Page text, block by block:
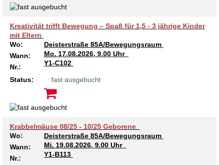
Kreativität trifft Bewegung – Spaß für 1,5 - 3 jährige Kinder
mit Eltern
Wo:
Deisterstraße 85A/Bewegungsraum
Wann:
Mo. 17.08.2026, 9.00 Uhr
Nr.:
Y1-C102
Status: fast ausgebucht
Krabbelmäuse 08/25 - 10/25 Geborene
Wo:
Deisterstraße 85A/Bewegungsraum
Wann:
Mi. 19.08.2026, 9.00 Uhr
Nr.:
Y1-B113